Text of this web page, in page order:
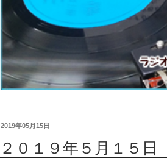
2019年05月15日
２０１９年５月１５日